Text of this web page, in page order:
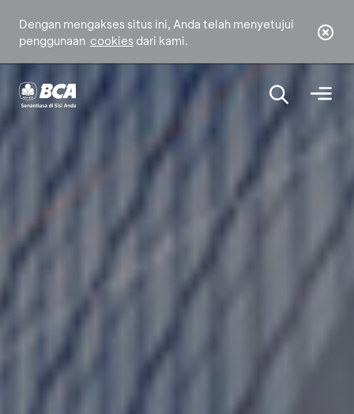
Dengan mengakses situs ini, Anda telah menyetujui
penggunaan cookies dari kami.